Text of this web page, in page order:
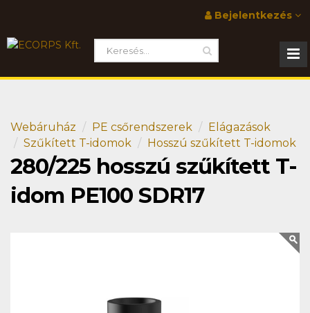
Bejelentkezés
Webáruház PE csőrendszerek
Elágazások
Szűkített T-idomok
Hosszú szűkített T-idomok
280/225 hosszú szűkített T-
idom PE100 SDR17